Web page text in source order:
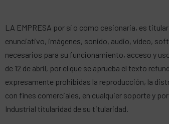
LA EMPRESA por sí o como cesionaria, es
enunciativo, imágenes, sonido, audio, vídeo,
necesarios para su funcionamiento, acceso y
de 12 de abril, por el que se aprueba el texto
expresamente prohibidas la reproducción, la
con fines comerciales, en cualquier soporte y
Industrial titularidad de su titularidad.